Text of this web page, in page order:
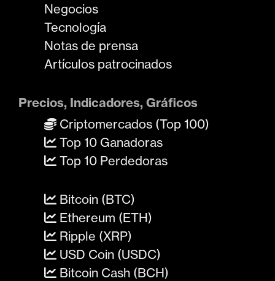
Negocios
Tecnología
Notas de prensa
Artículos patrocinados
Precios, Indicadores, Gráficos
Criptomercados (Top 100)
Top 10 Ganadoras
Top 10 Perdedoras
Bitcoin (BTC)
Ethereum (ETH)
Ripple (XRP)
USD Coin (USDC)
Bitcoin Cash (BCH)